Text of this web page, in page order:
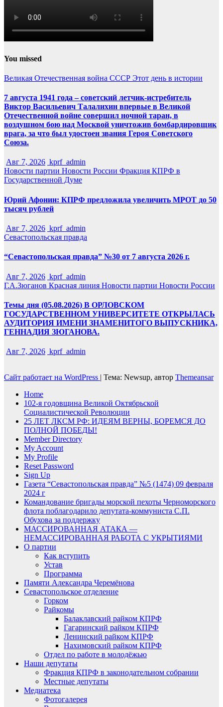
You missed
Великая Отечественная война СССР Этот день в истории
7 августа 1941 года – советский летчик-истребитель
Виктор Васильевич Талалихин впервые в Великой
Отечественной войне совершил ночной таран, в
воздушном бою над Москвой уничтожив бомбардировщик
врага, за что был удостоен звания Героя Советского
Союза.
Авг 7, 2026 kprf_admin
Новости партии Новости России Фракция КПРФ в
Государственной Думе
Юрий Афонин: КПРФ предложила увеличить МРОТ до 50
тысяч рублей
Авг 7, 2026 kprf_admin
Севастопольская правда
“Севастопольская правда” №30 от 7 августа 2026 г.
Авг 7, 2026 kprf_admin
Г.А.Зюганов Красная линия Новости партии Новости России
Темы дня (05.08.2026) В ОРЛОВСКОМ
ГОСУДАРСТВЕННОМ УНИВЕРСИТЕТЕ ОТКРЫЛАСЬ
АУДИТОРИЯ ИМЕНИ ЗНАМЕНИТОГО ВЫПУСКНИКА,
ГЕННАДИЯ ЗЮГАНОВА.
Авг 7, 2026 kprf_admin
Сайт работает на WordPress | Тема: Newsup, автор Themeansar
Home
102-я годовщина Великой Октябрьской
Социалистической Революции
25 ЛЕТ ЛКСМ РФ: ИДЕЯМ ВЕРНЫ, БОРЕМСЯ ДО
ПОЛНОЙ ПОБЕДЫ!
Member Directory
My Account
My Profile
Reset Password
Sign Up
Газета “Севастопольская правда” №5 (1474) 09 февраля
2024 г
Командование бригады морской пехоты Черноморского
флота поблагодарило депутата-коммуниста С.П.
Обухова за поддержку
МАССИРОВАННАЯ АТАКА —
НЕМАССИРОВАННАЯ РАБОТА С УКРЫТИЯМИ
О партии
Как вступить
Устав
Программа
Памяти Александра Черемёнова
Севастопольское отделение
Горком
Райкомы
Балаклавский райком КПРФ
Гагаринский райком КПРФ
Ленинский райком КПРФ
Нахимовский райком КПРФ
Отдел по работе в молодёжью
Наши депутаты
Фракция КПРФ в законодательном собрании
Местные депутаты
Медиатека
Фотогалерея